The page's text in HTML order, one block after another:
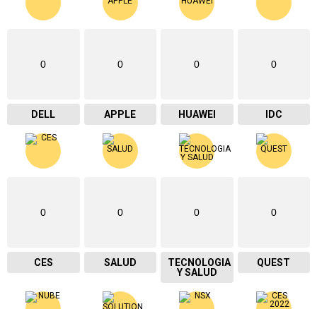
0
DELL
0
APPLE
0
HUAWEI
0
IDC
0
CES
0
SALUD
0
TECNOLOGIA
Y SALUD
0
QUEST